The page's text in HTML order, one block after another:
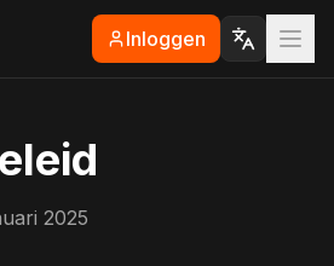
Inloggen
2025